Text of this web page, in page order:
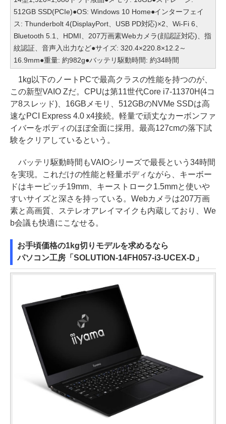
512GB SSD(PCIe)●OS: Windows 10 Home●インターフェイ
ス: Thunderbolt 4(DisplayPort、USB PD対応)×2、Wi-Fi 6、
Bluetooth 5.1、HDMI、207万画素Webカメラ(顔認証対応)、指
紋認証、音声入出力など●サイズ: 320.4×220.8×12.2～
16.9mm●重量: 約982g●バッテリ駆動時間: 約34時間
1kg以下のノートPCで最高クラスの性能を持つのが、
この新型VAIO Zだ。CPUは第11世代Core i7-11370H(4コ
ア8スレッド)、16GBメモリ、512GBのNVMe SSDは高
速なPCI Express 4.0 x4接続。軽量で頑丈なカーボンファ
イバーをボディのほぼ全面に採用。最高127cmの落下試
験をクリアしているという。
バッテリ駆動時間もVAIOシリーズで最長という34時間
を実現。これだけの性能と軽量ボディながら、キーボー
ドはキーピッチ19mm、キーストローク1.5mmと使いや
すいサイズと深さを持っている。Webカメラは207万画
素と高画質、ステレオアレイマイクも内蔵しており、We
b会議も快適にこなせる。
お手頃価格の1kg切りモデルを求めるなら
パソコン工房「SOLUTION-14FH057-i3-UCEX-D」